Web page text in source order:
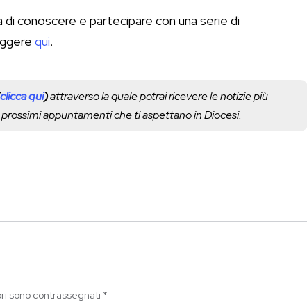
conoscere e partecipare con una serie di
qui.
clicca qui)attraverso la quale potrai ricevere le notizie più
appuntamenti che ti aspettano in Diocesi.
sono contrassegnati *